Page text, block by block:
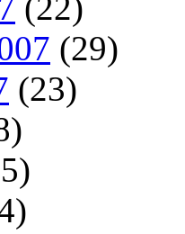
(22)
(29)
(23)